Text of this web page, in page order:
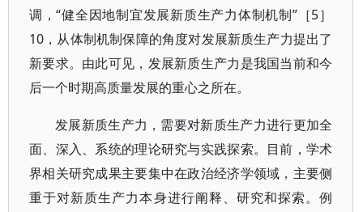
调，“健全因地制宜发展新质生产力体制机制”［5］
10，从体制机制保障的角度对发展新质生产力提出了
新要求。由此可见，发展新质生产力是我国当前和今
后一个时期高质量发展的重心之所在。
发展新质生产力，需要对新质生产力进行更加全
面、深入、系统的理论研究与实践探索。目前，学术
界相关研究成果主要集中在政治经济学领域，主要侧
重于对新质生产力本身进行阐释、研究和探索。例